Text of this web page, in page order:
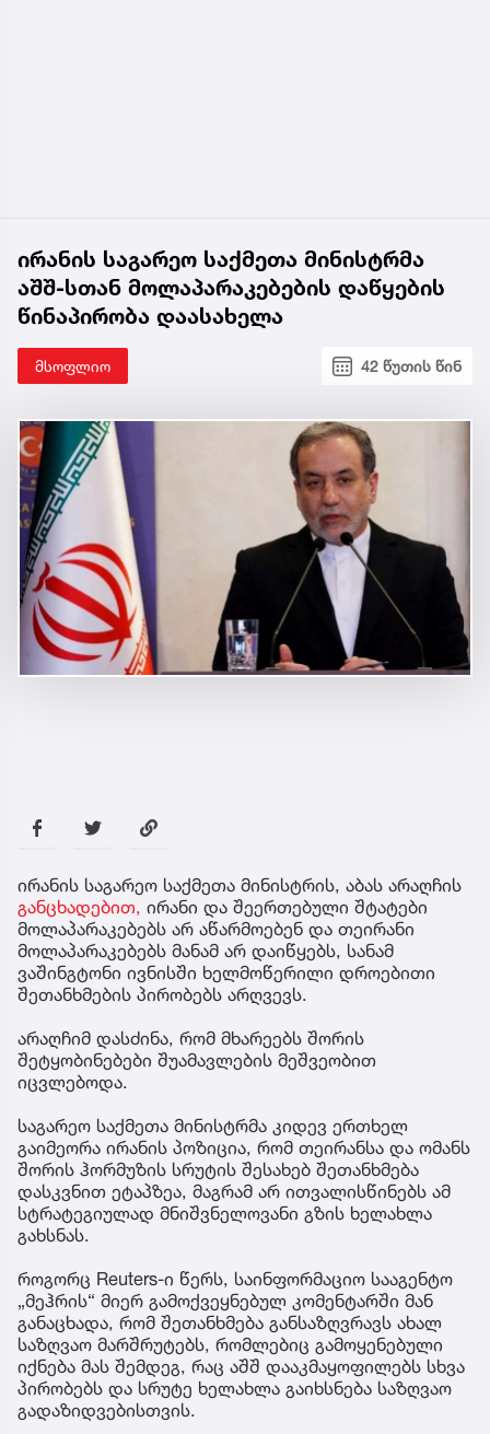
ირანის საგარეო საქმეთა მინისტრმა
აშშ-სთან მოლაპარაკებების დაწყების
წინაპირობა დაასახელა
მსოფლიო 42 წუთის წინ
ირანის საგარეო საქმეთა მინისტრის, აბას არაღჩის
განცხადებით, ირანი და შეერთებული შტატები
მოლაპარაკებებს არ აწარმოებენ და თეირანი
მოლაპარაკებებს მანამ არ დაიწყებს, სანამ
ვაშინგტონი ივნისში ხელმოწერილი დროებითი
შეთანხმების პირობებს არღვევს.
არაღჩიმ დასძინა, რომ მხარეებს შორის
შეტყობინებები შუამავლების მეშვეობით
იცვლებოდა.
საგარეო საქმეთა მინისტრმა კიდევ ერთხელ
გაიმეორა ირანის პოზიცია, რომ თეირანსა და ომანს
შორის ჰორმუზის სრუტის შესახებ შეთანხმება
დასკვნით ეტაპზეა, მაგრამ არ ითვალისწინებს ამ
სტრატეგიულად მნიშვნელოვანი გზის ხელახლა
გახსნას.
როგორც Reuters-ი წერს, საინფორმაციო სააგენტო
„მეჰრის“ მიერ გამოქვეყნებულ კომენტარში მან
განაცხადა, რომ შეთანხმება განსაზღვრავს ახალ
საზღვაო მარშრუტებს, რომლებიც გამოყენებული
იქნება მას შემდეგ, რაც აშშ დააკმაყოფილებს სხვა
პირობებს და სრუტე ხელახლა გაიხსნება საზღვაო
გადაზიდვებისთვის.